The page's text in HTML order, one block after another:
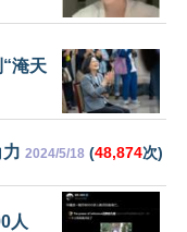
淹天
2024/5/18 (48,874次)
人